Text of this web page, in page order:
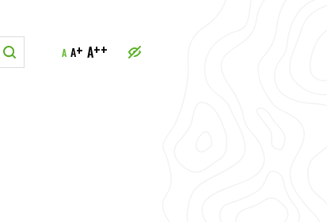
A A+ A++